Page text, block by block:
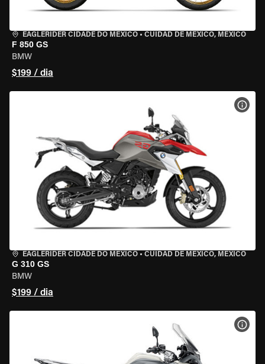
EAGLERIDER CIDADE DO MÉXICO • CUIDAD DE MEXICO, MEXICO
F 850 GS
BMW
$199 / dia
EAGLERIDER CIDADE DO MÉXICO • CUIDAD DE MEXICO, MEXICO
G 310 GS
BMW
$199 / dia
VER
VER